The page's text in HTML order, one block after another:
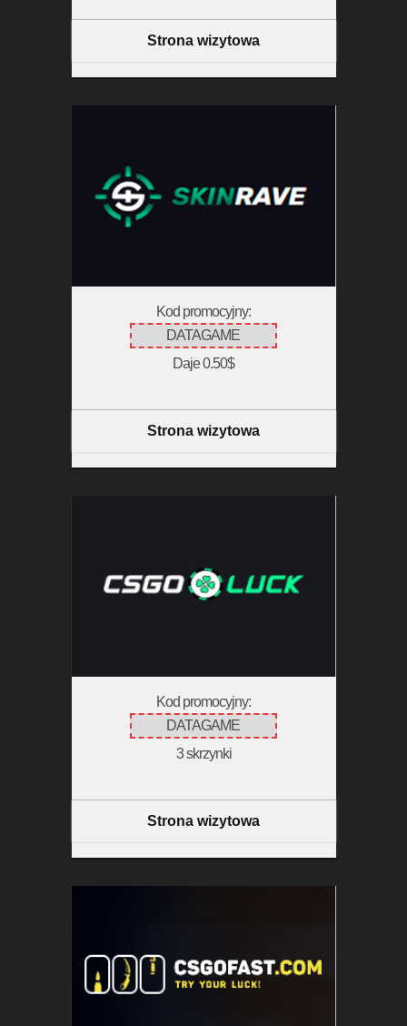
Strona wizytowa
Kod promocyjny:
DATAGAME
Daje 0.50$
Strona wizytowa
Kod promocyjny:
DATAGAME
3 skrzynki
Strona wizytowa